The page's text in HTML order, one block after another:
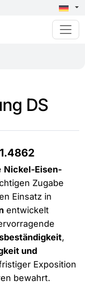
DS
Nickel-Eisen-
Zugabe
Einsatz in
entwickelt
,
und
Exposition
bewahrt.